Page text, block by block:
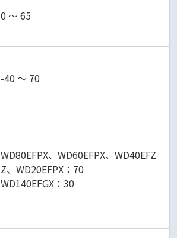
0 ～ 65
-40 ～ 70
WD80EFPX、WD60EFPX、WD40EFZ
Z、WD20EFPX：70
WD140EFGX：30